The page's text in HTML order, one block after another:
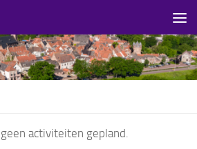
activiteiten gepland.